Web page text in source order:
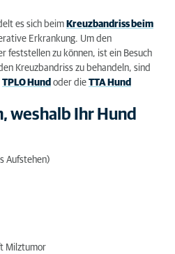
es sich beim Kreuzbandriss beim
Erkrankung. Um den
feststellen zu können, ist ein Besuch
Kreuzbandriss zu behandeln, sind
TPLO Hund oder die TTA Hund
weshalb Ihr Hund
Aufstehen)
Milztumor